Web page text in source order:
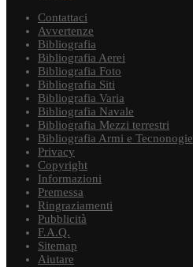
Contattaci
Avvertenze
Bibliografia
Bibliografia Aerei
Bibliografia Foto
Bibliografia Siti
Bibliografia Varia
Bibliografia Navale
Bibliografia Mezzi terrestri
Bibliografia Armi e Tecnonogie
Privacy
Copyright
Informazioni
Premessa
Ringraziamenti
Pubblicità
F.A.Q.
Sitemap
Aiutare